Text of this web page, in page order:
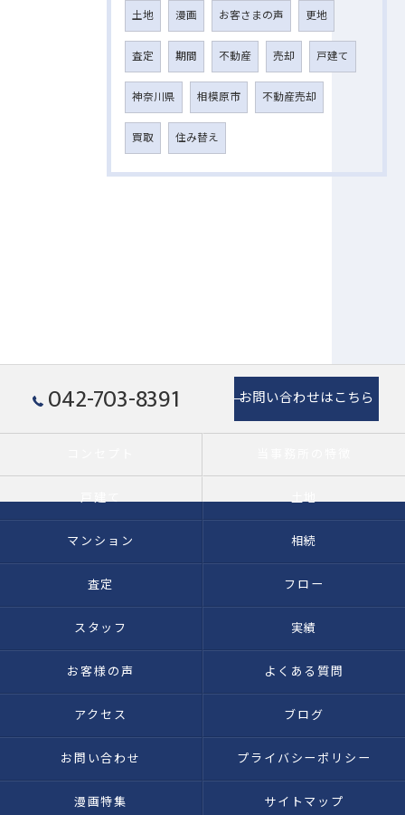
土地 漫画 お客さまの声 更地
査定 期間 不動産 売却 戸建て
神奈川県 相模原市 不動産売却
買取 住み替え
042-703-8391 お問い合わせはこちら
戸建て 土地
マンション 相続
査定 フロー
スタッフ 実績
お客様の声 よくある質問
アクセス ブログ
お問い合わせ プライバシーポリシー
漫画特集 サイトマップ